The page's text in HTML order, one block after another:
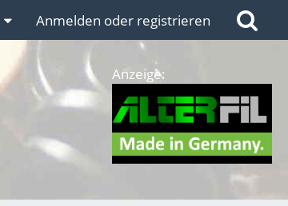
Anmelden oder registrieren
Anzeige: